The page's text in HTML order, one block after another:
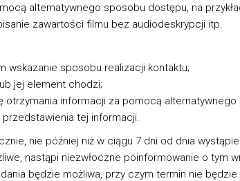
alternatywnego sposobu dostępu, na
zawartości filmu bez audiodeskrypcji itp.
wskazanie sposobu realizacji kontaktu;
jej element chodzi;
otrzymania informacji za pomocą
tej informacji.
nie później niż w ciągu 7 dni od dnia
nastąpi niezwłoczne poinformowanie o tym
będzie możliwa, przy czym termin nie będzie